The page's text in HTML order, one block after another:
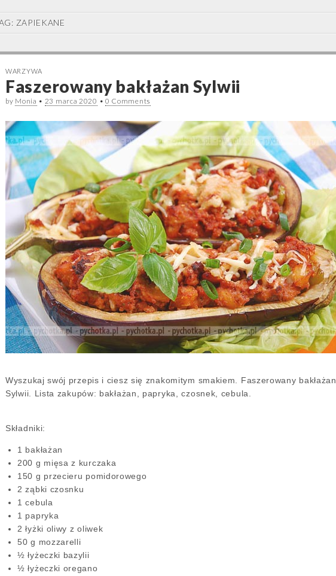
ZAPIEKANE
WARZYWA
Faszerowany bakłażan Sylwii
by Monia • 23 marca 2020 • 0 Comments
Wyszukaj swój przepis i ciesz się znakomitym smakiem. Faszerowany bakłażan
Sylwii. Lista zakupów: bakłażan, papryka, czosnek, cebula.
Składniki:
1 bakłażan
200 g mięsa z kurczaka
150 g przecieru pomidorowego
2 ząbki czosnku
1 cebula
1 papryka
2 łyżki oliwy z oliwek
50 g mozzarelli
½ łyżeczki bazylii
½ łyżeczki oregano